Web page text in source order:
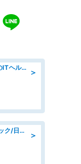
＞
ヘルプデスク/外資系保険業界でのITヘルプデスク業務/駅近/即日勤務可/ヘルプデスク
＞
半導体作りでのマシン操作&チェック/日払いOK